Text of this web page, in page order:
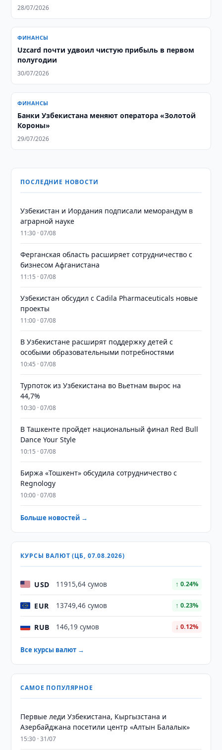
28/07/2026
ФИНАНСЫ
Uzcard почти удвоил чистую прибыль в первом
полугодии
30/07/2026
ФИНАНСЫ
Банки Узбекистана меняют оператора «Золотой
Короны»
29/07/2026
ПОСЛЕДНИЕ НОВОСТИ
Узбекистан и Иордания подписали меморандум в
аграрной науке
11:30 · 07/08
Ферганская область расширяет сотрудничество с
бизнесом Афганистана
11:15 · 07/08
Узбекистан обсудил с Cadila Pharmaceuticals новые
проекты
11:00 · 07/08
В Узбекистане расширят поддержку детей с
особыми образовательными потребностями
10:45 · 07/08
Турпоток из Узбекистана во Вьетнам вырос на
44,7%
10:30 · 07/08
В Ташкенте пройдет национальный финал Red Bull
Dance Your Style
10:15 · 07/08
Биржа «Тошкент» обсудила сотрудничество с
Regnology
10:00 · 07/08
Больше новостей →
КУРСЫ ВАЛЮТ (ЦБ, 07.08.2026)
USD 11915,64 сумов ↑ 0.24%
EUR 13749,46 сумов ↑ 0.23%
RUB 146,19 сумов ↓ 0.12%
Все курсы валют →
САМОЕ ПОПУЛЯРНОЕ
Первые леди Узбекистана, Кыргызстана и
Азербайджана посетили центр «Алтын Балалык»
15:30 · 31/07